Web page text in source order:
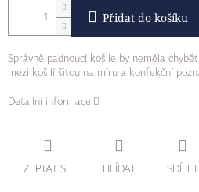
Přidat do košíku
Správně padnoucí košile by neměla
mezi košilí šitou na míru a konfekční
Detailní informace
ZEPTAT SE HLÍDAT SDÍLET